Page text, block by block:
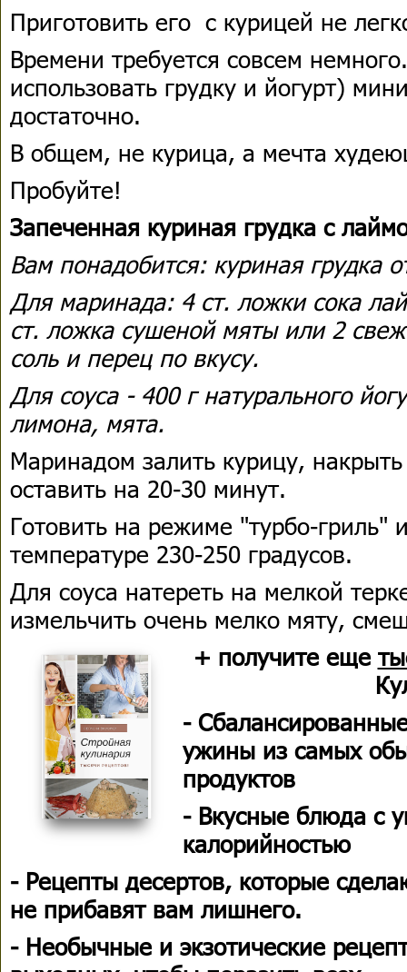
Приготовить его с курицей не
Времени требуется совсем
использовать грудку и йогурт)
достаточно.
В общем, не курица, а мечта
Пробуйте!
Запеченная куриная грудка с
Вам понадобится: куриная грудка
Для маринада: 4 ст. ложки сока
ст. ложка сушеной мяты или 2
соль и перец по вкусу.
Для соуса - 400 г натурального
лимона, мята.
Маринадом залить курицу,
оставить на 20-30 минут.
Готовить на режиме "турбо-гриль"
температуре 230-250 градусов.
Для соуса натереть на мелкой
измельчить очень мелко мяту,
+ получите еще
-
ужины из самых
продуктов
- Вкусные блюда с
калорийностью
- Рецепты десертов, которые
не прибавят вам лишнего.
- Необычные и экзотические